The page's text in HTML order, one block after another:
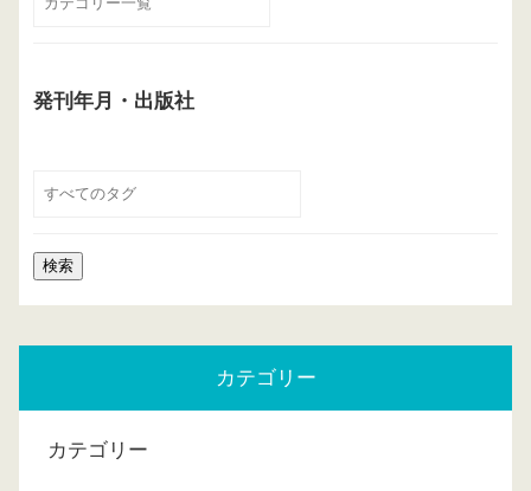
発刊年月・出版社
カテゴリー
カテゴリー